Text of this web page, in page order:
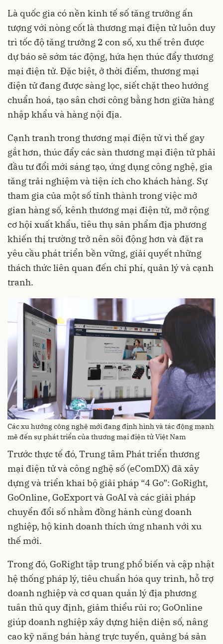
Là quốc gia có nền kinh tế số tăng trưởng ấn
tượng với nòng cốt là thương mại điện tử luôn duy
trì tốc độ tăng trưởng 2 con số, xu thế trên được
dự báo sẽ sớm tác động, hứa hẹn thúc đẩy thương
mại điện tử. Đặc biệt, ở thời điểm, thương mại
điện tử đang được sàng lọc, siết chặt theo hướng
chuẩn hoá, tạo sân chơi công bằng hơn giữa hàng
nhập khẩu và hàng nội địa.
Cạnh tranh trong thương mại điện tử vì thế gay
gắt hơn, thúc đẩy các sàn thương mại điện tử phải
đầu tư đổi mới sáng tạo, ứng dụng công nghệ, gia
tăng trải nghiệm và tiện ích cho khách hàng. Sự
tham gia của một số tỉnh thành trong việc mở
gian hàng số, kênh thương mại điện tử, mở rộng
cơ hội xuất khẩu, tiêu thụ sản phẩm địa phương
khiến thị trường trở nên sôi động hơn và đặt ra
yêu cầu phát triển bền vững, giải quyết những
thách thức liên quan đến chi phí, quản lý và cạnh
tranh.
Các xu hướng công nghệ mới đang định hình và tác động mạnh
mẽ đến sự phát triển của thương mại điện tử Việt Nam
Trước thực tế đó, Trung tâm Phát triển thương
mại điện tử và công nghệ số (eComDX) đã xây
dựng và triển khai bộ giải pháp “4 Go”: GoRight,
GoOnline, GoExport và GoAI và các giải pháp
chuyển đổi số nhằm đồng hành cùng doanh
nghiệp, hộ kinh doanh thích ứng nhanh với xu
thế mới.
Trong đó, GoRight tập trung phổ biến và cập nhật
hệ thống pháp lý, tiêu chuẩn hóa quy trình, hỗ trợ
doanh nghiệp và cơ quan quản lý địa phương
tuân thủ quy định, giảm thiểu rủi ro; GoOnline
giúp doanh nghiệp xây dựng hiện diện số, nâng
cao kỹ năng bán hàng trực tuyến, quảng bá sản